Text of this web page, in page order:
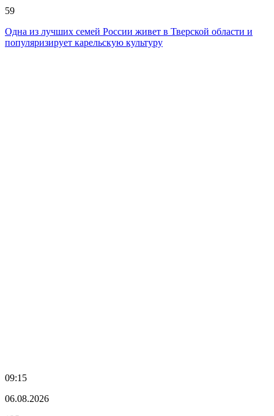
59
Одна из лучших семей России живет в Тверской области и
популяризирует карельскую культуру
09:15
06.08.2026